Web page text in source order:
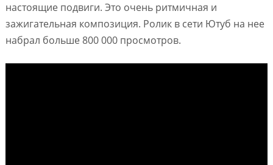
настоящие подвиги. Это очень ритмичная и
зажигательная композиция. Ролик в сети Ютуб на нее
набрал больше 800 000 просмотров.